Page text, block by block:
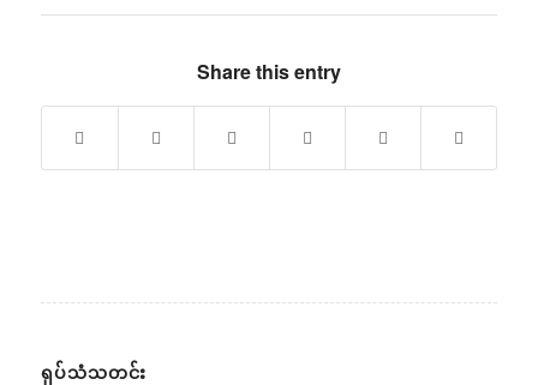
Share this entry
ရုပ်သံသတင်း